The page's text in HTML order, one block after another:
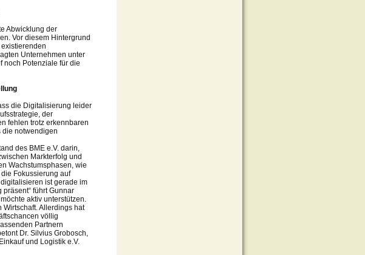
Abwicklung der
Vor diesem Hintergrund
Unternehmen unter
noch Potenziale für die
die Digitalisierung leider
der
fehlen trotz erkennbaren
die notwendigen
des BME e.V. darin,
Markterfolg und
Wachstumsphasen, wie
Fokussierung auf
ist gerade im
führt Gunnar
aktiv unterstützen.
Allerdings hat
völlig
Partnern
Dr. Silvius Grobosch,
und Logistik e.V.